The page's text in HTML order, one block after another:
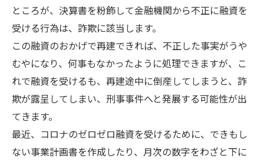
ところが、決算書を粉飾して金融機関から不正に融資を
受ける行為は、詐欺に該当します。
この融資のおかげで再建できれば、不正した事実がうや
むやになり、何事もなかったように処理できますが、こ
れで融資を受けるも、再建途中に倒産してしまうと、詐
欺が露呈してしまい、刑事事件へと発展する可能性が出
てきます。
最近、コロナのゼロゼロ融資を受けるために、できもし
ない事業計画書を作成したり、月次の数字をわざと下に